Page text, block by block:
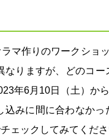
マ作りのワークショ
なりますが、どのコー
年6月10日（土）か
みに間に合わなかっ
ェックしてみてくださ